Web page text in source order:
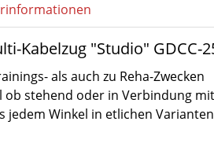
Kabelzug "Studio" GDCC-
als auch zu Reha-Zwecken
ob stehend oder in Verbindung
jedem Winkel in etlichen